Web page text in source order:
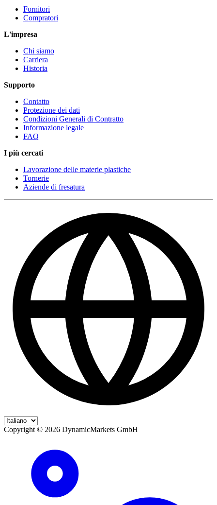
Fornitori
Compratori
L'impresa
Chi siamo
Carriera
Historia
Supporto
Contatto
Protezione dei dati
Condizioni Generali di Contratto
Informazione legale
FAQ
I più cercati
Lavorazione delle materie plastiche
Tornerie
Aziende di fresatura
Copyright © 2026 DynamicMarkets GmbH